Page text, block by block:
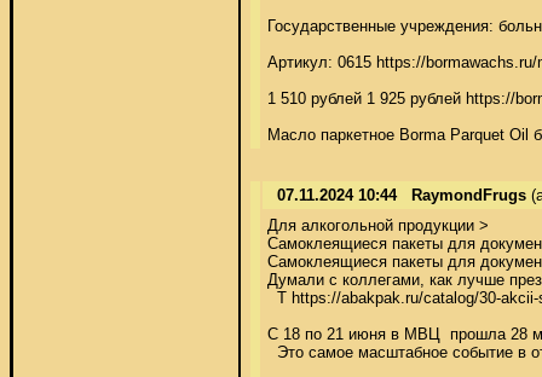
Государственные учреждения:
Артикул: 0615 https://
1 510 рублей 1 925 рублей https://
Масло паркетное Borma Parquet Oil
07.11.2024 10:44 RaymondFrugs
Для алкогольной продукции >
Самоклеящиеся пакеты для
Самоклеящиеся пакеты для
Думали с коллегами, как лучше
Т https://abakpak.ru/catalog/30-
C 18 по 21 июня в МВЦ  прошла 28
Это самое масштабное событие в